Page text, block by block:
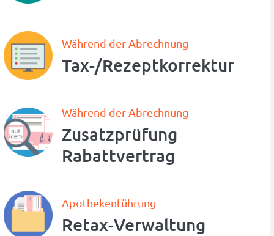
Während der Abrechnung
Tax-/Rezept­korrektur
Während der Abrechnung
Zusatzprüfung
Rabattvertrag
Apothekenführung
Retax-Verwaltung